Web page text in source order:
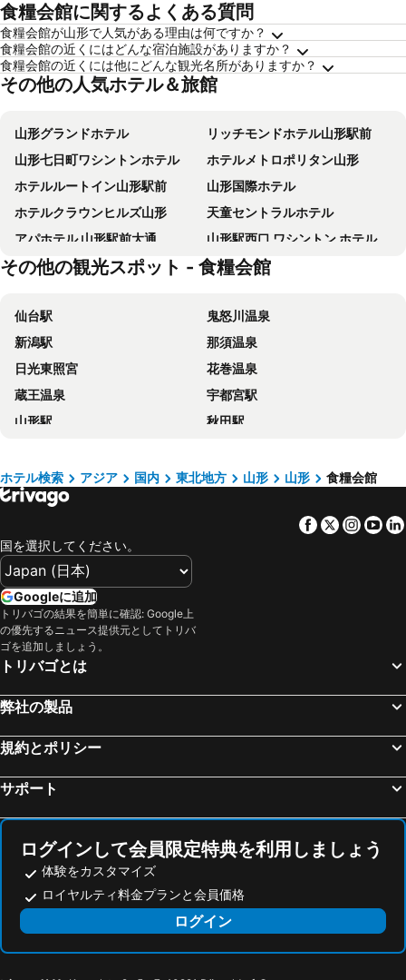
食糧会館に関するよくある質問
食糧会館が山形で人気がある理由は何ですか？
食糧会館の近くにはどんな宿泊施設がありますか？
食糧会館の近くには他にどんな観光名所がありますか？
その他の人気ホテル＆旅館
山形グランドホテル
リッチモンドホテル山形駅前
山形七日町ワシントンホテル
ホテルメトロポリタン山形
ホテルルートイン山形駅前
山形国際ホテル
ホテルクラウンヒルズ山形
天童セントラルホテル
アパホテル 山形駅前大通
山形駅西口 ワシントン ホテル
ダイワロイネットホテル山形駅前
コンフォート ホテル 天童
八右衛門の湯 蔵王国際ホテル
スーパーホテル山形・さくらんぼ東根駅前
ホテルサクランボ
ホテル菊屋
東横INN 山形駅 西口
ホテルニュー最上屋
ホテルキャピタルイン山形
ホテル ハモンド たかみや
スーパーホテル山形駅西口天然温泉
ベストウェスタン山形エアポート
ホテルルートイン山形南-大学病院前-
たかみや瑠璃倶楽リゾート
ホテル オークヒル
ホテルパールシティ天童
Smile Hotel Sakurambo Higashine
ホテルビューくろだ
天童シティホテル
Hotel Sindbad Yamagata (Adult Only)
ホテル ステイインＮＡＮＡアネックス＜山形＞
ホテルステイイン七日町
蔵王アストリアホテル
スノーフリークサンライズ
Hotel Symphony - Vacation STAY 37088v
Hotel Symphony - Vacation STAY 37089v
Hotel Symphony - Vacation STAY 31582v
ステイインホテル材木栄屋
Hotel Symphony - Vacation STAY 67004v
その他の観光スポット - 食糧会館
仙台駅
鬼怒川温泉
新潟駅
那須温泉
日光東照宮
花巻温泉
蔵王温泉
宇都宮駅
山形駅
秋田駅
郡山駅
山形蔵王温泉スキー場
セキスイハイムスーパーアリーナ
乳頭温泉郷 大釜温泉
中禅寺湖
ハンターマウンテン塩原スキー場
舞子スノーリゾート
仙台空港
鳴子温泉
小岩井農場まきば園
夢メッセみやぎ
マリンピア日本海
新潟空港
仙台国際センター
那須高原
秋田空港
乳頭温泉郷 休暇村
作並温泉
乳頭温泉郷 鶴の湯温泉
乳頭温泉郷 妙乃湯
ホテル検索 アジア 国内 東北地方 山形 山形 食糧会館
Facebook
Twitter
国を選択してください。
Googleに追加
トリバゴの結果を簡単に確認: Google上
の優先するニュース提供元としてトリバ
ゴを追加しましょう。
トリバゴとは
弊社の製品
規約とポリシー
サポート
ログインして会員限定特典を利用しましょう
体験をカスタマイズ
ロイヤルティ料金プランと会員価格
ログイン